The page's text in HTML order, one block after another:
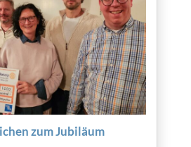
zum Jubiläum